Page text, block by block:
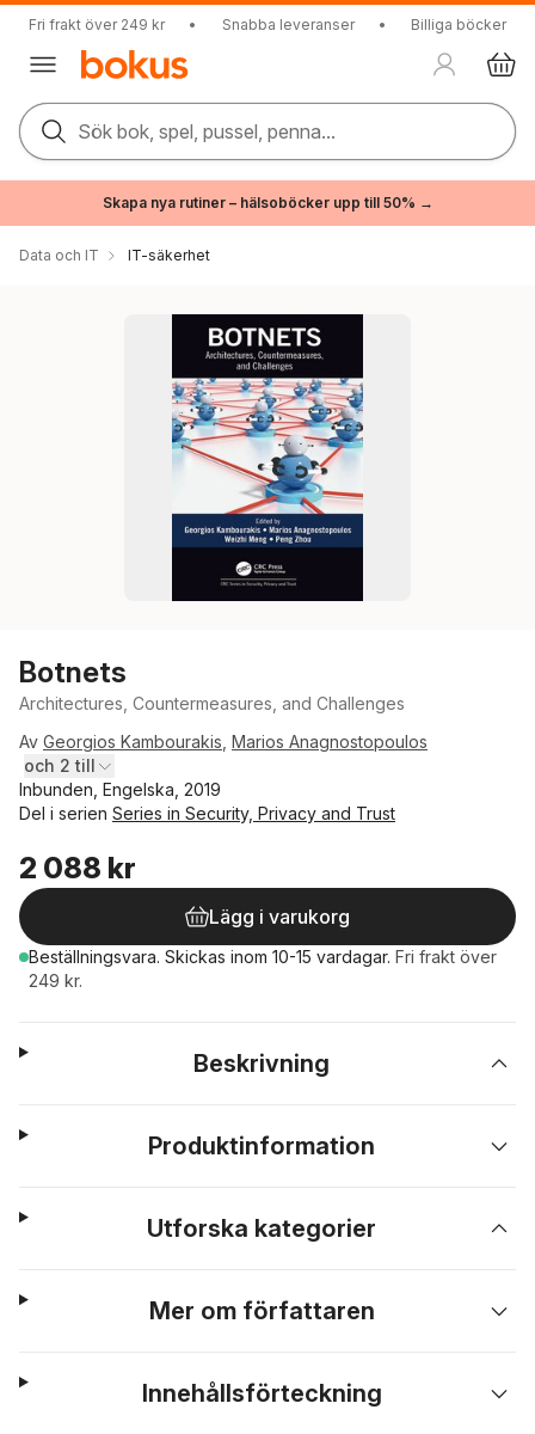
Fri frakt över 249 kr • Snabba leveranser • Billiga böcker
Sök bok, spel, pussel, penna...
Skapa nya rutiner – hälsoböcker upp till 50% →
Data och IT IT-säkerhet
Botnets
Architectures, Countermeasures, and Challenges
Av Georgios Kambourakis Marios Anagnostopoulos
och 2 till
Inbunden, Engelska, 2019
Del i serien Series in Security, Privacy and Trust
2 088 kr
Lägg i varukorg
Beställningsvara. Skickas inom 10-15 vardagar. Fri frakt över
249 kr.
Beskrivning
Produktinformation
Utforska kategorier
Mer om författaren
Innehållsförteckning